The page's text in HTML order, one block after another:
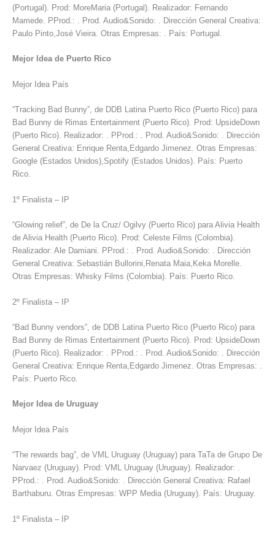
(Portugal). Prod: MoreMaria (Portugal). Realizador: Fernando
Mamede. PProd.: . Prod. Audio&Sonido: . Dirección General Creativa:
Paulo Pinto,José Vieira. Otras Empresas: . País: Portugal.
Mejor Idea de Puerto Rico
Mejor Idea País
“Tracking Bad Bunny”, de DDB Latina Puerto Rico (Puerto Rico) para
Bad Bunny de Rimas Entertainment (Puerto Rico). Prod: UpsideDown
(Puerto Rico). Realizador: . PProd.: . Prod. Audio&Sonido: . Dirección
General Creativa: Enrique Renta,Edgardo Jimenez. Otras Empresas:
Google (Estados Unidos),Spotify (Estados Unidos). País: Puerto
Rico.
1º Finalista – IP
“Glowing relief”, de De la Cruz/ Ogilvy (Puerto Rico) para Alivia Health
de Alivia Health (Puerto Rico). Prod: Celeste Films (Colombia).
Realizador: Ale Damiani. PProd.: . Prod. Audio&Sonido: . Dirección
General Creativa: Sebastián Bullorini,Renata Maia,Keka Morelle.
Otras Empresas: Whisky Films (Colombia). País: Puerto Rico.
2º Finalista – IP
“Bad Bunny vendors”, de DDB Latina Puerto Rico (Puerto Rico) para
Bad Bunny de Rimas Entertainment (Puerto Rico). Prod: UpsideDown
(Puerto Rico). Realizador: . PProd.: . Prod. Audio&Sonido: . Dirección
General Creativa: Enrique Renta,Edgardo Jimenez. Otras Empresas: .
País: Puerto Rico.
Mejor Idea de Uruguay
Mejor Idea País
“The rewards bag”, de VML Uruguay (Uruguay) para TaTa de Grupo De
Narvaez (Uruguay). Prod: VML Uruguay (Uruguay). Realizador: .
PProd.: . Prod. Audio&Sonido: . Dirección General Creativa: Rafael
Barthaburu. Otras Empresas: WPP Media (Uruguay). País: Uruguay.
1º Finalista – IP